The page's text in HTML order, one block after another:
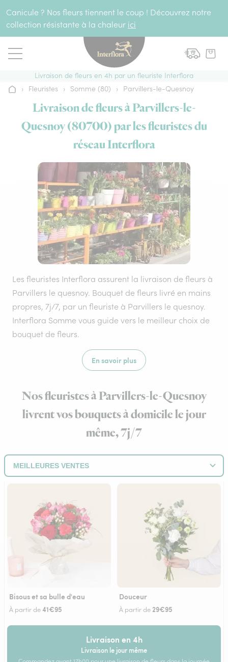
Canicule ? Nos fleurs tiennent le coup ! Découvrez notre
collection résistante à la chaleur ici
Livraison de fleurs en 4h par un fleuriste Interflora
Accueil
› Fleuristes › Somme (80) › Parvillers-le-Quesnoy
Livraison de fleurs à Parvillers-le-
Quesnoy (80700) par les fleuristes du
réseau Interflora
Les fleuristes Interflora assurent la livraison de fleurs à
Parvillers le quesnoy. Bouquet de fleurs livré en mains
propres, 7j/7, par un fleuriste à Parvillers le quesnoy.
Interflora Somme vous guide vers le meilleur choix de
bouquet de fleurs.
En savoir plus
Nos fleuristes à Parvillers-le-Quesnoy
livrent vos bouquets à domicile le jour
même, 7j/7
Bisous et sa bulle d'eau
À partir de41€95
Douceur
À partir de29€95
Livraison en 4h
Livraison le jour même